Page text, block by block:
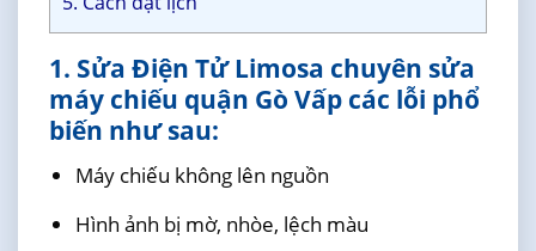
1. Sửa Điện Tử Limosa chuyên sửa
máy chiếu quận Gò Vấp các lỗi phổ
biến như sau:
Máy chiếu không lên nguồn
Hình ảnh bị mờ, nhòe, lệch màu